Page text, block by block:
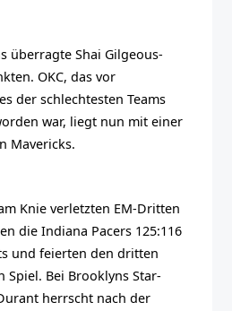
überragte Shai Gilgeous-
OKC, das vor
der schlechtesten Teams
war, liegt nun mit einer
Mavericks.
Knie verletzten EM-Dritten
die Indiana Pacers 125:116
und feierten den dritten
Spiel. Bei Brooklyns Star-
herrscht nach der